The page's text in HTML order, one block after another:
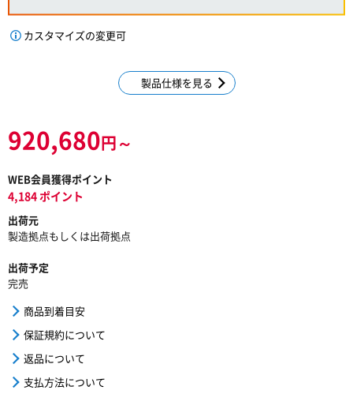
カスタマイズの変更可
製品仕様を見る
920,680円～
WEB会員獲得ポイント
4,184 ポイント
出荷元
製造拠点もしくは出荷拠点
出荷予定
完売
商品到着目安
保証規約について
返品について
支払方法について